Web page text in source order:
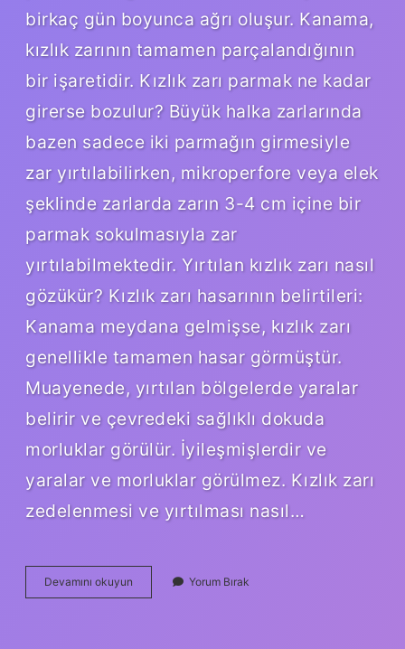
birkaç gün boyunca ağrı oluşur. Kanama,
kızlık zarının tamamen parçalandığının
bir işaretidir. Kızlık zarı parmak ne kadar
girerse bozulur? Büyük halka zarlarında
bazen sadece iki parmağın girmesiyle
zar yırtılabilirken, mikroperfore veya elek
şeklinde zarlarda zarın 3-4 cm içine bir
parmak sokulmasıyla zar
yırtılabilmektedir. Yırtılan kızlık zarı nasıl
gözükür? Kızlık zarı hasarının belirtileri:
Kanama meydana gelmişse, kızlık zarı
genellikle tamamen hasar görmüştür.
Muayenede, yırtılan bölgelerde yaralar
belirir ve çevredeki sağlıklı dokuda
morluklar görülür. İyileşmişlerdir ve
yaralar ve morluklar görülmez. Kızlık zarı
zedelenmesi ve yırtılması nasıl…
Devamını okuyun
Zarının
Yorum Bırak